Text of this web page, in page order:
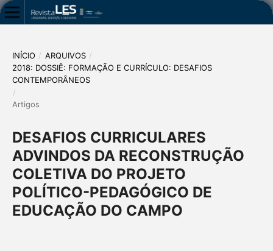
INÍCIO / ARQUIVOS /
2018: DOSSIÊ: FORMAÇÃO E CURRÍCULO: DESAFIOS
CONTEMPORÂNEOS
/
Artigos
DESAFIOS CURRICULARES
ADVINDOS DA RECONSTRUÇÃO
COLETIVA DO PROJETO
POLÍTICO-PEDAGÓGICO DE
EDUCAÇÃO DO CAMPO